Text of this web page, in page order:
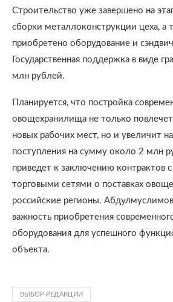
Строительство уже завершено на
сборки металлоконструкции цеха, а
приобретено оборудование и
Государственная поддержка в виде
млн рублей.
Планируется, что постройка
овощехранилища не только
новых рабочих мест, но и увеличит
поступления на сумму около 2 млн
приведет к заключению контрактов
торговыми сетями о поставках
российские регионы.
важность приобретения
оборудования для успешного
объекта.
ВЫБОР РЕДАКЦИИ